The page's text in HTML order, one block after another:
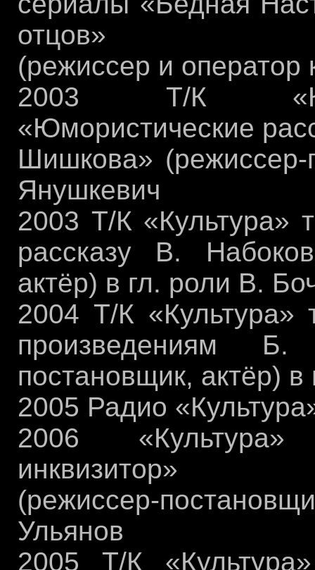
отцов»
(режиссер и оператор
2003 Т/К
«Юмористические
Шишкова»
Янушкевич
2003 Т/К «Культура»
рассказу В.
актёр) в гл. роли В.
2004 Т/К
произведениям Б.
постановщик, актёр)
2005 Радио
2006
инквизитор»
(режиссер-
Ульянов
2005 Т/К